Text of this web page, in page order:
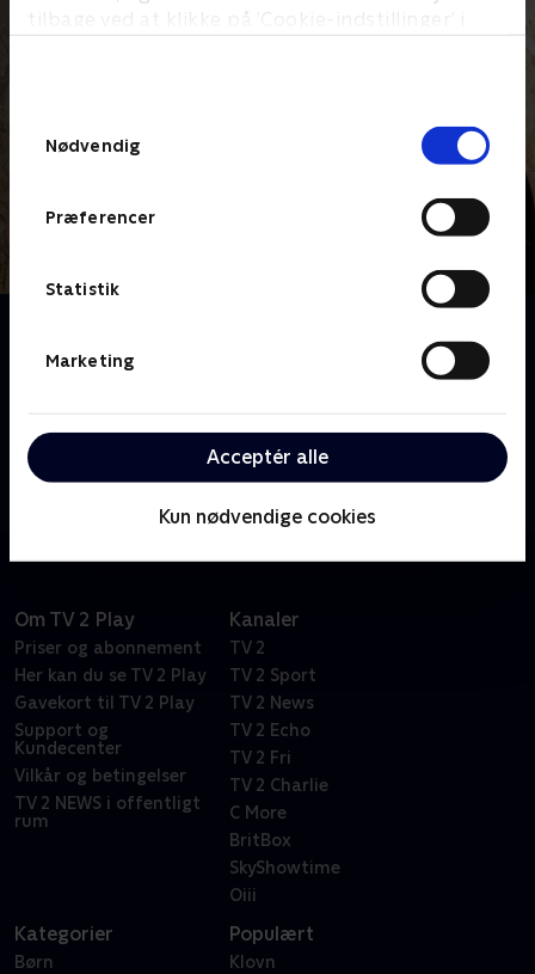
tilbage ved at klikke på ’Cookie-indstillinger’ i
Nødvendig
Præferencer
Statistik
Marketing
Acceptér alle
Kun nødvendige cookies
Tømrerne Mats "Matte" Carlsson og Willy Björkman
samt dekoratør og håndværker Reva Hallbäck rejser
alt det, der kræves for at sætte boliger i stand. På
nogle få dage skal teamet realisere boligdrømmene
deres gør-det-selv-projekter.
Om TV 2 Play
Priser og abonnement
Her kan du se TV 2 Play
Gavekort til TV 2 Play
Support og
Kundecenter
Vilkår og betingelser
TV 2 NEWS i offentligt
rum
Kanaler
TV 2
TV 2 Sport
TV 2 News
TV 2 Echo
TV 2 Fri
TV 2 Charlie
C More
BritBox
SkyShowtime
Oiii
Kategorier
Børn
Populært
Klovn